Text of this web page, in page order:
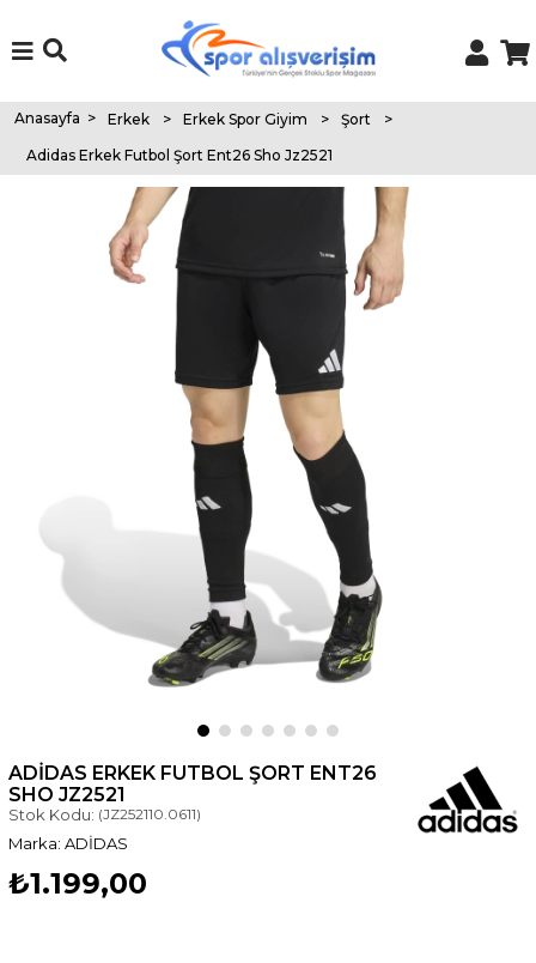
Anasayfa > Erkek > Erkek Spor Giyim > Şort
>
Adidas Erkek Futbol Şort Ent26 Sho Jz2521
ADIDAS ERKEK FUTBOL ŞORT ENT26
SHO JZ2521
Stok Kodu: (JZ252110.0611)
ADİDAS
₺1.199,00